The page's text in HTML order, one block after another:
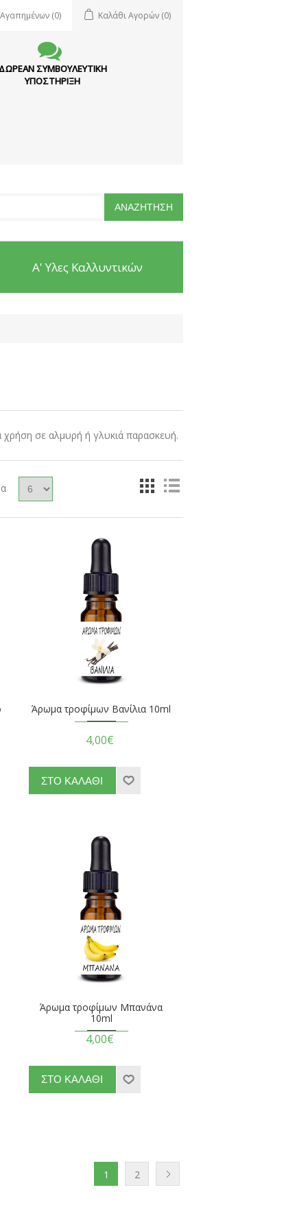
(0) Καλάθι Αγορών (0)
ΔΩΡΕΑΝ ΣΥΜΒΟΥΛΕΥΤΙΚΗ
ΥΠΟΣΤΗΡΙΞΗ
Α' Υλες Καλλυντικών
σε αλμυρή ή γλυκιά παρασκευή.
Άρωμα τροφίμων Βανίλια 10ml
4,00€
Άρωμα τροφίμων Μπανάνα
10ml
4,00€
1 2